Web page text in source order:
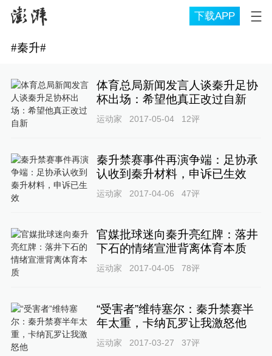
下载APP
#秦升#
体育总局新闻发言人谈秦升足协
杯出场：希望他真正改过自新
运动家 2017-05-04 12评
秦升禁赛事件再演争端：足协承
认收到秦升材料，申诉已生效
运动家 2017-04-06 47评
官媒批球迷向秦升亮红牌：落井
下石的情绪宣泄背离体育本质
运动家 2017-04-05 78评
“受害者”维特塞尔：秦升禁赛半
年太重，卡纳瓦罗让我激怒他
运动家 2017-03-27 37评